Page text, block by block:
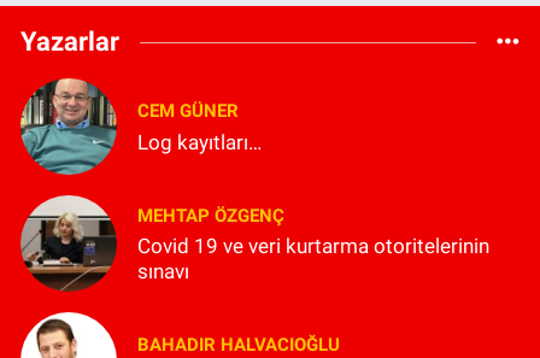
Yazarlar
CEM GÜNER
Log kayıtları…
MEHTAP ÖZGENÇ
Covid 19 ve veri kurtarma otoritelerinin
sınavı
BAHADIR HALVACIOĞLU